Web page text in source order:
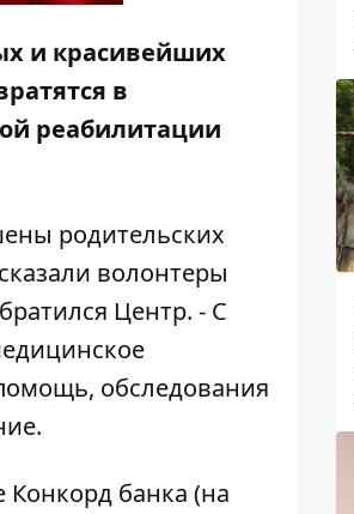
и красивейших
в
реабилитации
родительских
волонтеры
Центр. - С
обследования
Конкорд банка (на